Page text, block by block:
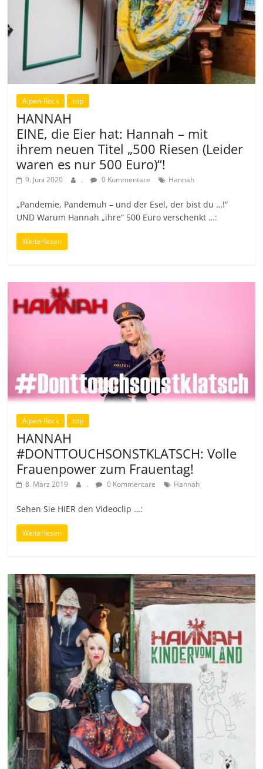
Alpen-Rock top
HANNAH
EINE, die Eier hat: Hannah – mit
ihrem neuen Titel „500 Riesen (Leider
waren es nur 500 Euro)“!
9. Juni 2020 . 0 Kommentare Hannah
„Pandemie, Pandemuh – und der Esel, der bist du …!“
UND Warum Hannah „ihre“ 500 Euro verschenkt …:
Weiterlesen
Alpen-Rock top
HANNAH
#DONTTOUCHSONSTKLATSCH: Volle
Frauenpower zum Frauentag!
8. März 2019 . 0 Kommentare Hannah
Sehen Sie HIER den Videoclip …:
Weiterlesen